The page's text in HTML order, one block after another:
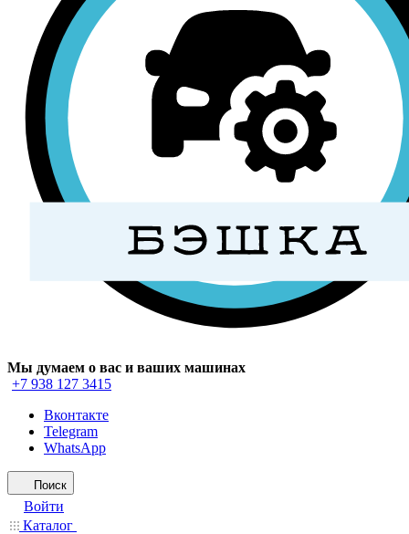
Мы думаем о вас и ваших машинах
+7 938 127 3415
Вконтакте
Telegram
WhatsApp
Поиск
Войти
Каталог